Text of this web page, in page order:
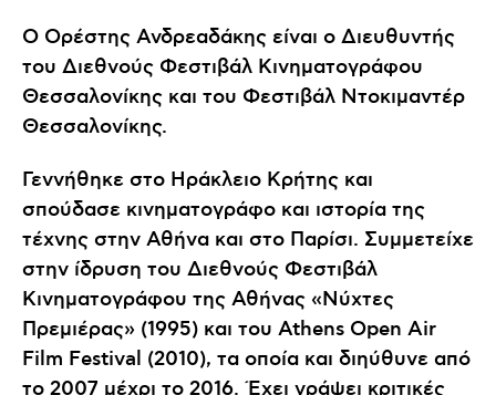
O Ορέστης Ανδρεαδάκης είναι ο Διευθυντής
του Διεθνούς Φεστιβάλ Κινηματογράφου
Θεσσαλονίκης και του Φεστιβάλ Ντοκιμαντέρ
Θεσσαλονίκης.
Γεννήθηκε στο Ηράκλειο Κρήτης και
σπούδασε κινηματογράφο και ιστορία της
τέχνης στην Αθήνα και στο Παρίσι. Συμμετείχε
στην ίδρυση του Διεθνούς Φεστιβάλ
Κινηματογράφου της Αθήνας «Νύχτες
Πρεμιέρας» (1995) και του Athens Open Air
Film Festival (2010), τα οποία και διηύθυνε από
το 2007 μέχρι το 2016. Έχει γράψει κριτικές